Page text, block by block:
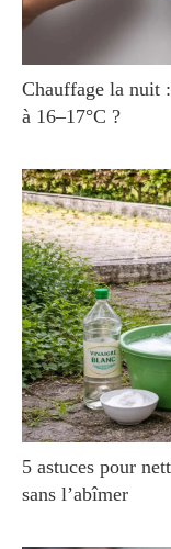
Chauffage la nuit
à 16–17°C ?
5 astuces pour
sans l’abîmer